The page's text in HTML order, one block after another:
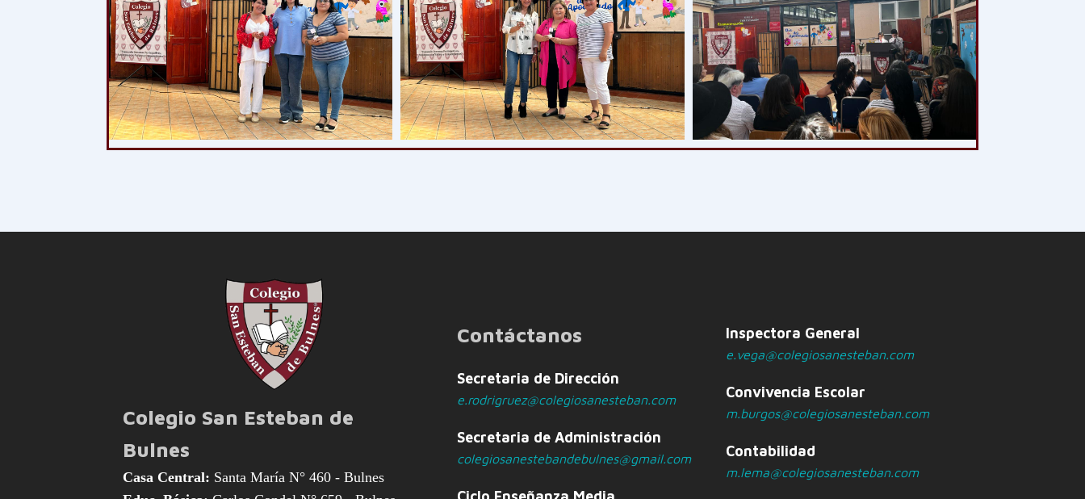
Colegio San Esteban de
Bulnes
Casa Central: Santa María N° 460 - Bulnes
Contáctanos
Secretaria de Dirección
e.rodrigruez@colegiosanesteban.com
Secretaria de Administración
colegiosanestebandebulnes@gmail.com
Inspectora General
e.vega@colegiosanesteban.com
Convivencia Escolar
m.burgos@colegiosanesteban.com
Contabilidad
m.lema@colegiosanesteban.com